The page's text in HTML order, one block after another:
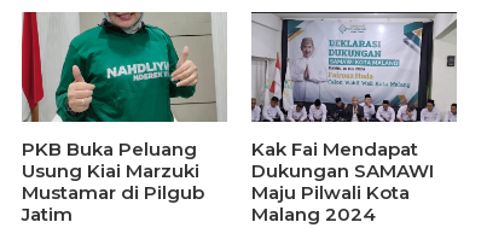
PKB Buka Peluang
Usung Kiai Marzuki
Mustamar di Pilgub
Jatim
Kak Fai Mendapat
Dukungan SAMAWI
Maju Pilwali Kota
Malang 2024